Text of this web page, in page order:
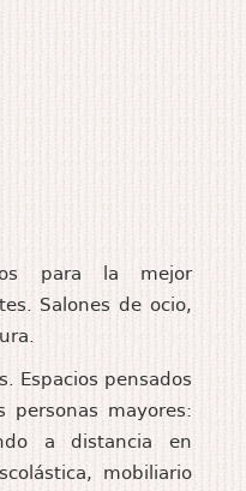
para la mejor
Salones de ocio,
Espacios pensados
mayores:
a distancia en
mobiliario